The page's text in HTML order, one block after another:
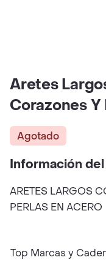
Aretes
Corazones Y
Agotado
Información
ARETES LARGOS
PERLAS EN ACERO
Top Marcas y